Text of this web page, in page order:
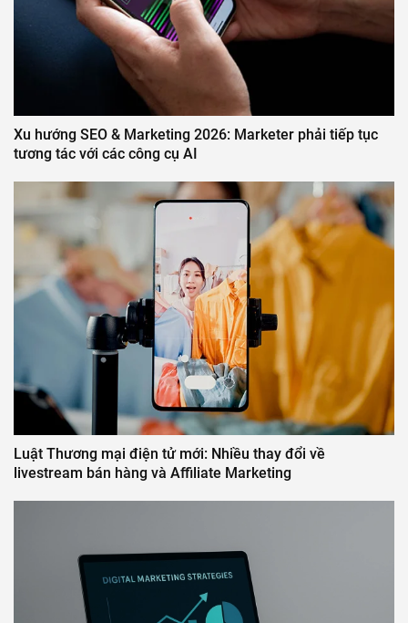
Xu hướng SEO & Marketing 2026: Marketer phải tiếp tục
tương tác với các công cụ AI
Luật Thương mại điện tử mới: Nhiều thay đổi về
livestream bán hàng và Affiliate Marketing